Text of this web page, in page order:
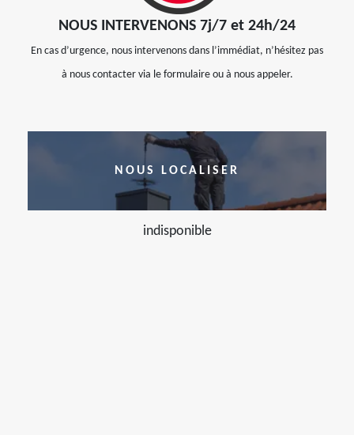
NOUS INTERVENONS 7j/7 et 24h/24
En cas d’urgence, nous intervenons dans l’immédiat, n’hésitez pas
à nous contacter via le formulaire ou à nous appeler.
NOUS LOCALISER
indisponible